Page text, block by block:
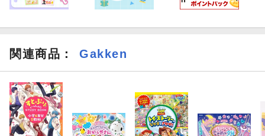
関連商品 ： Gakken